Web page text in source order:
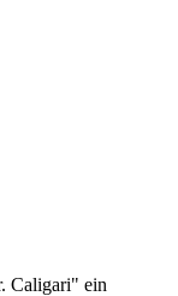
Caligari" ein